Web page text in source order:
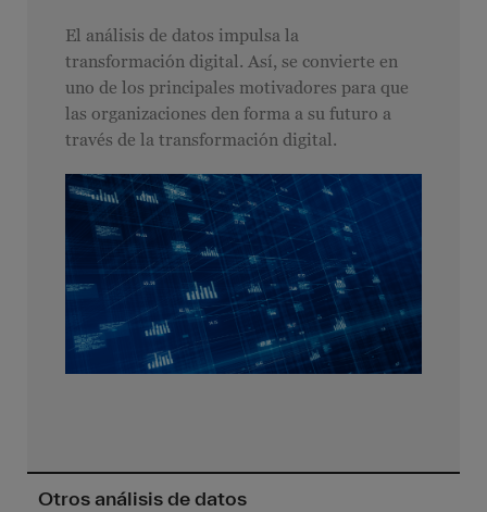
El análisis de datos impulsa la
transformación digital. Así, se convierte en
uno de los principales motivadores para que
las organizaciones den forma a su futuro a
través de la transformación digital.
Otros análisis de datos